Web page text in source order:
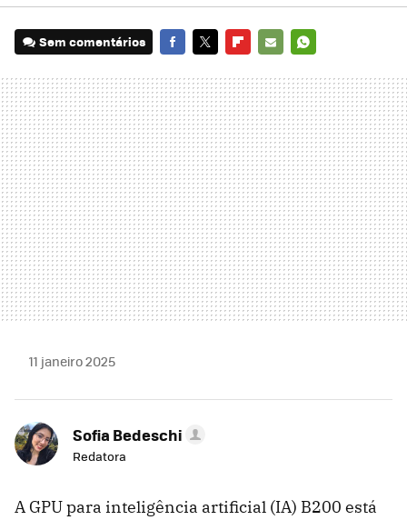
Sem comentários
MAIL
11 janeiro 2025
Sofia Bedeschi
Redatora
A GPU para inteligência artificial (IA) B200 está